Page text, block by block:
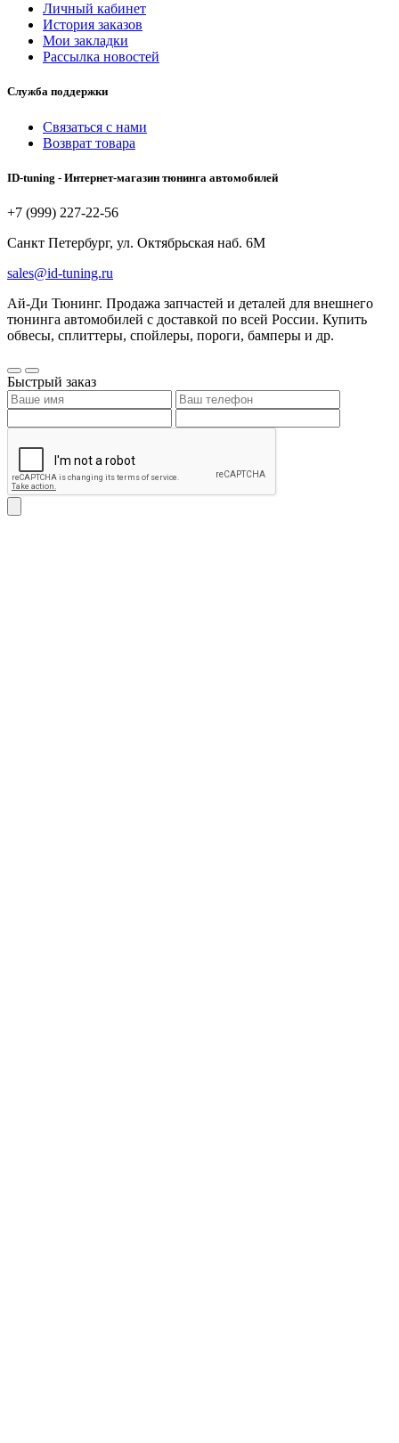
Личный кабинет
История заказов
Мои закладки
Рассылка новостей
Служба поддержки
Связаться с нами
Возврат товара
ID-tuning - Интернет-магазин тюнинга автомобилей
+7 (999) 227-22-56
Санкт Петербург, ул. Октябрьская наб. 6М
sales@id-tuning.ru
Ай-Ди Тюнинг. Продажа запчастей и деталей для внешнего
тюнинга автомобилей с доставкой по всей России. Купить
обвесы, сплиттеры, спойлеры, пороги, бамперы и др.
Быстрый заказ